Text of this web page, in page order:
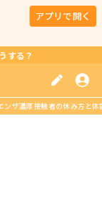
アプリで開く
する？
ンザ濃厚接触者の休み方と